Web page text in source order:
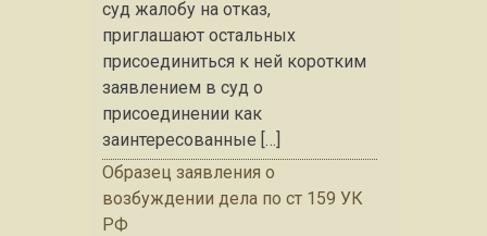
суд жалобу на отказ,
приглашают остальных
присоединиться к ней коротким
заявлением в суд о
присоединении как
заинтересованные […]
Образец заявления о
возбуждении дела по ст 159 УК
РФ